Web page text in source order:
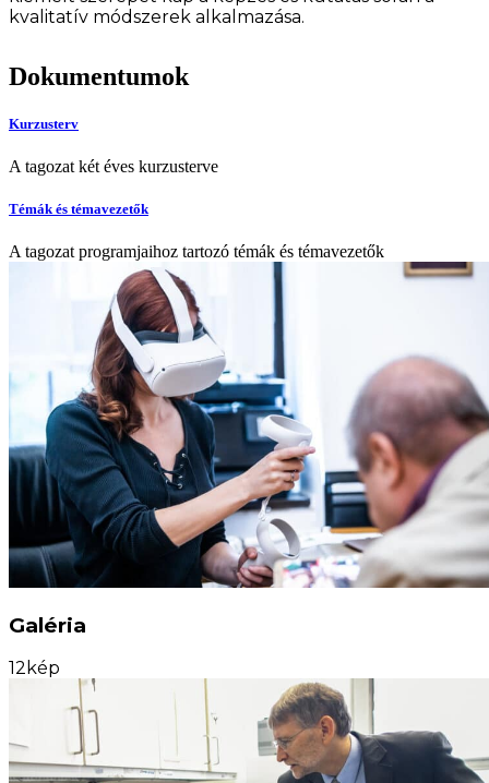
kvalitatív módszerek alkalmazása.
Dokumentumok
Kurzusterv
A tagozat két éves kurzusterve
Témák és témavezetők
A tagozat programjaihoz tartozó témák és témavezetők
Galéria
12 kép